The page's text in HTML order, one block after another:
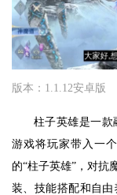
版本：1.1.12安卓版
柱子英雄是一款
游戏将玩家带入一
的“柱子英雄”，对抗
装、技能搭配和自由